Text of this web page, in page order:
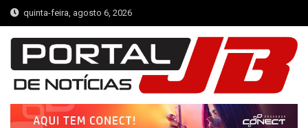
Skip
to
content
quinta-feira, agosto 6, 2026
Portal de Notícias JB
Notícias de Simplício Mendes e Região